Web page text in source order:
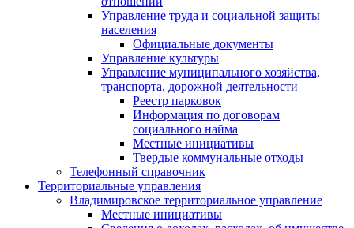
Управление труда и социальной защиты
населения
Официальные документы
Управление культуры
Управление муниципального хозяйства,
транспорта, дорожной деятельности
Реестр парковок
Информация по договорам
социального найма
Местные инициативы
Твердые коммунальные отходы
Телефонный справочник
Территориальные управления
Владимировское территориальное управление
Местные инициативы